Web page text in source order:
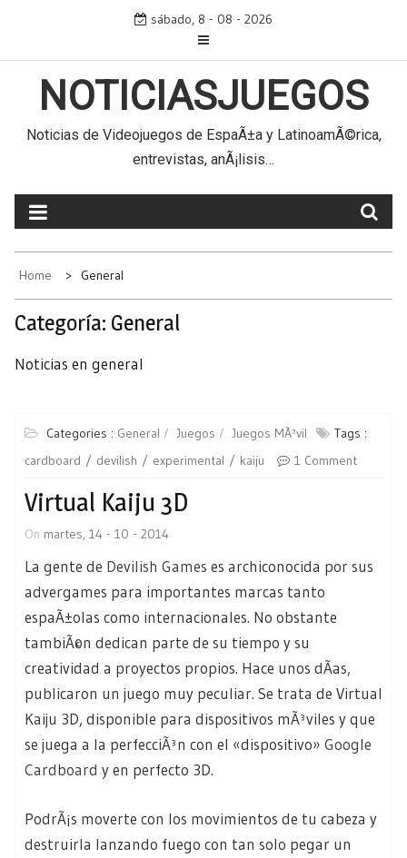
sábado, 8 - 08 - 2026
NOTICIASJUEGOS
Noticias de Videojuegos de EspaÃ±a y LatinoamÃ©rica,
entrevistas, anÃ¡lisis…
Home General
Categoría: General
Noticias en general
Categories : General Juegos Juegos MÃ³vil
Tags :
cardboard
devilish experimental kaiju 1 Comment
Virtual Kaiju 3D
On martes, 14 - 10 - 2014
La gente de Devilish Games es archiconocida por sus
advergames para importantes marcas tanto
espaÃ±olas como internacionales. No obstante
tambiÃ©n dedican parte de su tiempo y su
creatividad a proyectos propios. Hace unos dÃ­as,
publicaron un juego muy peculiar. Se trata de Virtual
Kaiju 3D, disponible para dispositivos mÃ³viles y que
se juega a la perfecciÃ³n con el «dispositivo» Google
Cardboard y en perfecto 3D.
PodrÃ¡s moverte con los movimientos de tu cabeza y
destruirla lanzando fuego con tan solo pegar un